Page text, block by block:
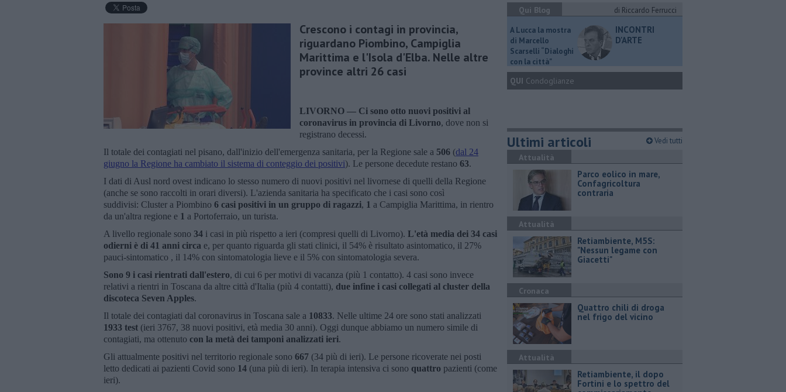
Crescono i contagi in provincia,
riguardano Piombino, Campiglia
Marittima e l'Isola d'Elba. Nelle altre
province altri 26 casi
LIVORNO — Ci sono otto nuovi positivi al
coronavirus in provincia di Livorno, dove non si
registrano decessi.
Il totale dei contagiati nel pisano, dall'inizio dell'emergenza sanitaria, per la Regione sale a 506 (dal 24
giugno la Regione ha cambiato il sistema di conteggio dei positivi). Le persone decedute restano 63.
I dati di Ausl nord ovest indicano lo stesso numero di nuovi positivi nel livornese di quelli della Regione
(anche se sono raccolti in orari diversi). L'azienda sanitaria ha specificato che i casi sono così
suddivisi: Cluster a Piombino 6 casi positivi in un gruppo di ragazzi, 1 a Campiglia Marittima, in rientro
da un'altra regione e 1 a Portoferraio, un turista.
A livello regionale sono 34 i casi in più rispetto a ieri (compresi quelli di Livorno). L'età media dei 34 casi
odierni è di 41 anni circa e, per quanto riguarda gli stati clinici, il 54% è risultato asintomatico, il 27%
pauci-sintomatico , il 14% con sintomatologia lieve e il 5% con sintomatologia severa.
Sono 9 i casi rientrati dall'estero, di cui 6 per motivi di vacanza (più 1 contatto). 4 casi sono invece
relativi a rientri in Toscana da altre città d'Italia (più 4 contatti), due infine i casi collegati al cluster della
discoteca Seven Apples.
Il totale dei contagiati dal coronavirus in Toscana sale a 10833. Nelle ultime 24 ore sono stati analizzati
1933 test (ieri 3767, 38 nuovi positivi, età media 30 anni). Oggi dunque abbiamo un numero simile di
contagiati, ma ottenuto con la metà dei tamponi analizzati ieri.
Gli attualmente positivi nel territorio regionale sono 667 (34 più di ieri). Le persone ricoverate nei posti
letto dedicati ai pazienti Covid sono 14 (una più di ieri). In terapia intensiva ci sono quattro pazienti (come
ieri).
Qui Blog
di Riccardo Ferrucci
A Lucca la mostra
di Marcello
Scarselli “Dialoghi
con la città"
INCONTRI
D'ARTE
QUI Condoglianze
Ultimi articoli Vedi tutti
Attualità
Parco eolico in mare,
Confagricoltura
contraria
Attualità
Retiambiente, M5S:
"Nessun legame con
Giacetti"
Cronaca
Quattro chili di droga
nel frigo del vicino
Attualità
Retiambiente, il dopo
Fortini e lo spettro del